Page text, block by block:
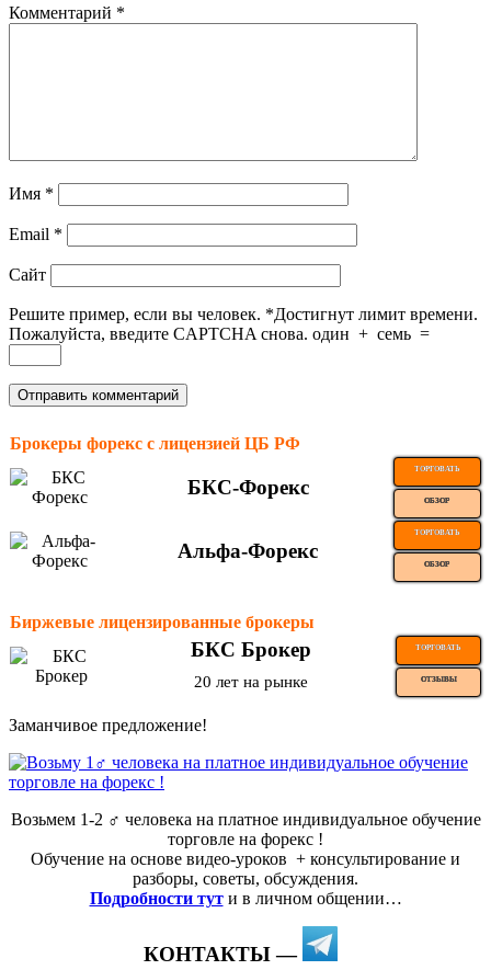
Комментарий *
Имя *
Email *
Сайт
Решите пример, если вы человек. *Достигнут лимит времени.
Пожалуйста, введите CAPTCHA снова. один + семь =
Брокеры форекс с лицензией ЦБ РФ
БКС-Форекс
ТОРГОВАТЬ
ОБЗОР
Альфа-Форекс
ТОРГОВАТЬ
ОБЗОР
Биржевые лицензированные брокеры
БКС Брокер ТОРГОВАТЬ
20 лет на рынке ОТЗЫВЫ
Заманчивое предложение!
Возьмем 1-2 ‍♂️ человека на платное индивидуальное обучение
торговле на форекс !
Обучение на основе видео-уроков ️ + консультирование и
разборы, советы, обсуждения.
Подробности тут и в личном общении…
КОНТАКТЫ —